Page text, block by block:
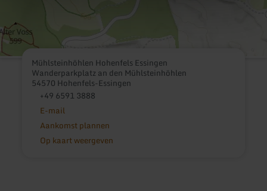
Mühlsteinhöhlen Hohenfels Essingen
Wanderparkplatz an den Mühlsteinhöhlen
54570 Hohenfels-Essingen
+49 6591 3888
E-mail
Aankomst plannen
Op kaart weergeven